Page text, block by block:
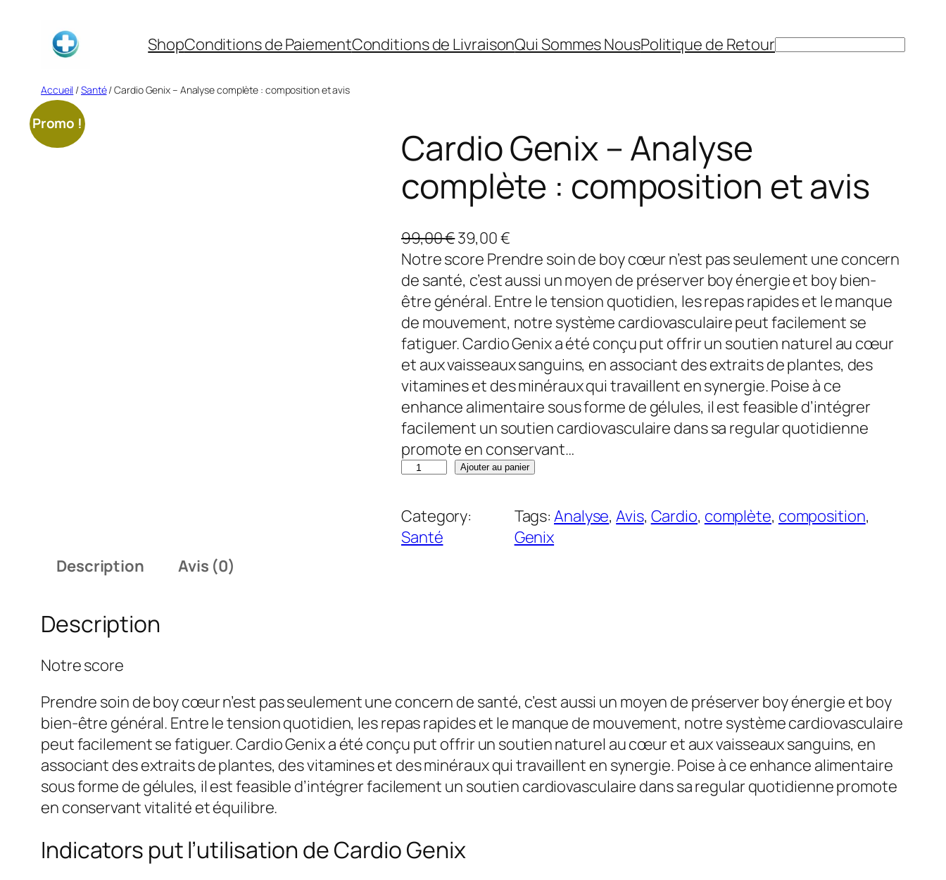
contenu
ShopConditions de PaiementConditions de LivraisonQui Sommes NousPolitique de RetourRechercher
Accueil /Santé/ Cardio Genix – Analyse complète : composition et avis
Promo !
Cardio Genix – Analyse
complète : composition et avis
99,00€L
e
p
r
i
x
i
n
i
t
i
a
é
t
,
0
0
€
39,00€L
e
p
r
x
a
c
t
u
e
l
s
t
€
.
Notre score Prendre soin de boy cœur n’est pas seulement une concern
de santé, c’est aussi un moyen de préserver boy énergie et boy bien-
être général. Entre le tension quotidien, les repas rapides et le manque
de mouvement, notre système cardiovasculaire peut facilement se
fatiguer. Cardio Genix a été conçu put offrir un soutien naturel au cœur
et aux vaisseaux sanguins, en associant des extraits de plantes, des
vitamines et des minéraux qui travaillent en synergie. Poise à ce
enhance alimentaire sous forme de gélules, il est feasible d’intégrer
facilement un soutien cardiovasculaire dans sa regular quotidienne
promote en conservant…
q
a
n
a
r
d
i
o
n
Ajouter au panier
Category:
Santé
Tags:Analyse, Avis, Cardio, complète, composition
Genix
Description
Avis (0)
Description
Notre score
Prendre soin de boy cœur n’est pas seulement une concern de santé, c’est aussi un moyen de préserver boy énergie et boy
bien-être général. Entre le tension quotidien, les repas rapides et le manque de mouvement, notre système cardiovasculaire
peut facilement se fatiguer. Cardio Genix a été conçu put offrir un soutien naturel au cœur et aux vaisseaux sanguins, en
associant des extraits de plantes, des vitamines et des minéraux qui travaillent en synergie. Poise à ce enhance alimentaire
sous forme de gélules, il est feasible d’intégrer facilement un soutien cardiovasculaire dans sa regular quotidienne promote
en conservant vitalité et équilibre.
Indicators put l’utilisation de Cardio Genix